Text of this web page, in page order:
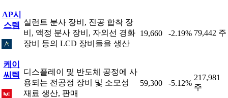
AP시
스템
실런트 분사 장비, 진공 합착 장
비, 액정 분사 장비, 자외선 경화
장비 등의 LCD 장비들을 생산
19,660 -2.19% 79,442 주
케이
씨텍
디스플레이 및 반도체 공정에 사
용되는 전공정 장비 및 소모성
재료 생산, 판매
59,300 -5.12%
217,981
주